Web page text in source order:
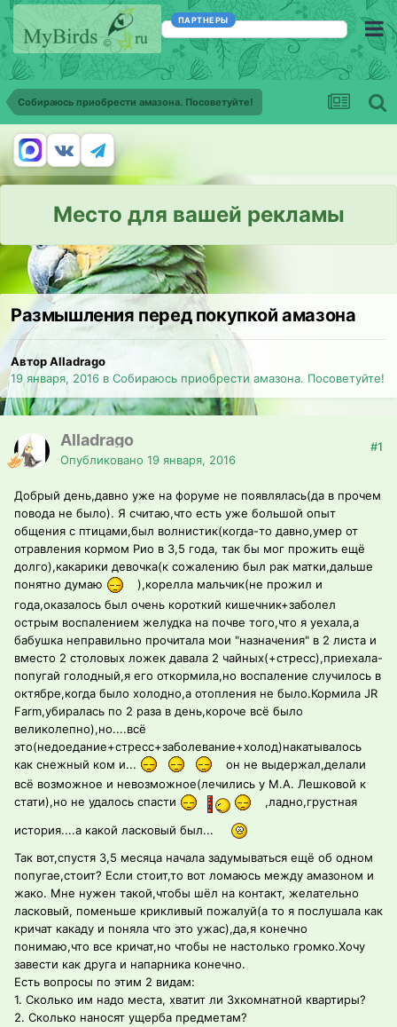
ПАРТНЕРЫ
Собираюсь приобрести амазона. Посоветуйте!
Место для вашей рекламы
Размышления перед покупкой амазона
Автор Alladrago
19 января, 2016 в Собираюсь приобрести амазона. Посоветуйте!
Alladrago
Опубликовано 19 января, 2016
#1
Добрый день,давно уже на форуме не появлялась(да в прочем
повода не было). Я считаю,что есть уже большой опыт
общения с птицами,был волнистик(когда-то давно,умер от
отравления кормом Рио в 3,5 года, так бы мог прожить ещё
долго),какарики девочка(к сожалению был рак матки,дальше
понятно думаю
),корелла мальчик(не прожил и
года,оказалось был очень короткий кишечник+заболел
острым воспалением желудка на почве того,что я уехала,а
бабушка неправильно прочитала мои "назначения" в 2 листа и
вместо 2 столовых ложек давала 2 чайных(+стресс),приехала-
попугай голодный,я его откормила,но воспаление случилось в
октябре,когда было холодно,а отопления не было.Кормила JR
Farm,убиралась по 2 раза в день,короче всё было
великолепно),но....всё
это(недоедание+стресс+заболевание+холод)накатывалось
как снежный ком и...
он не выдержал,делали
всё возможное и невозможное(лечились у М.А. Лешковой к
стати),но не удалось спасти
,ладно,грустная
история....а какой ласковый был...
Так вот,спустя 3,5 месяца начала задумываться ещё об одном
попугае,стоит? Если стоит,то вот ломаюсь между амазоном и
жако. Мне нужен такой,чтобы шёл на контакт, желательно
ласковый, поменьше крикливый пожалуй(а то я послушала как
кричат какаду и поняла что это ужас),да,я конечно
понимаю,что все кричат,но чтобы не настолько громко.Хочу
завести как друга и напарника конечно.
Есть вопросы по этим 2 видам:
1. Сколько им надо места, хватит ли 3хкомнатной квартиры?
2. Сколько наносят ущерба предметам?